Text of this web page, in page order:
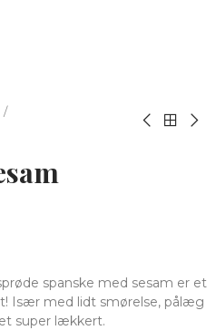
spanske med sesam er et
Især med lidt smørelse, pålæg
super lækkert.